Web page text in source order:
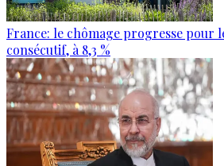
France: le chômage progresse pour
consécutif, à 8,3 %